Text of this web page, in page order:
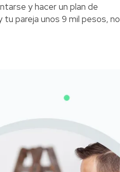
y hacer un plan de
pareja unos 9 mil pesos, no